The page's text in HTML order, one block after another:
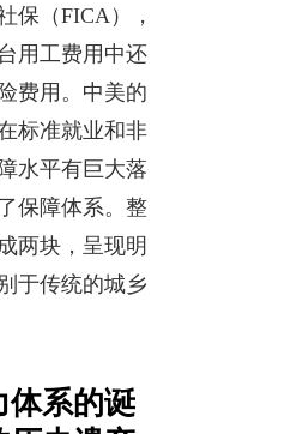
保（FICA），
用工费用中还
费用。中美的
标准就业和非
水平有巨大落
保障体系。整
两块，呈现明
于传统的城乡
体系的诞